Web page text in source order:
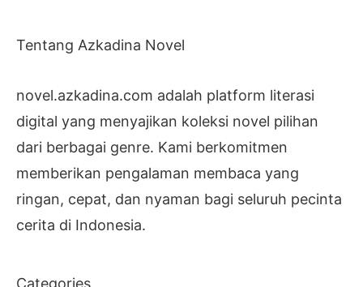
Tentang Azkadina Novel
novel.azkadina.com adalah platform literasi
digital yang menyajikan koleksi novel pilihan
dari berbagai genre. Kami berkomitmen
memberikan pengalaman membaca yang
ringan, cepat, dan nyaman bagi seluruh pecinta
cerita di Indonesia.
Categories